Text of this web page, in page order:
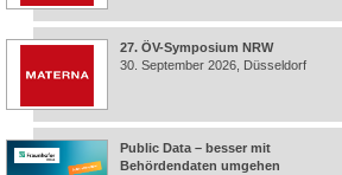
27. ÖV-Symposium NRW
30. September 2026, Düsseldorf
Public Data – besser mit
Behördendaten umgehen